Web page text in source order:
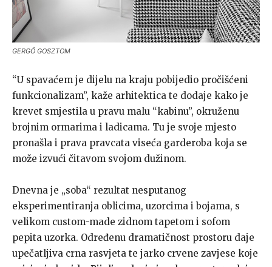
GERGŐ GOSZTOM
“U spavaćem je dijelu na kraju pobijedio pročišćeni
funkcionalizam”, kaže arhitektica te dodaje kako je
krevet smjestila u pravu malu “kabinu”, okruženu
brojnim ormarima i ladicama. Tu je svoje mjesto
pronašla i prava pravcata viseća garderoba koja se
može izvući čitavom svojom dužinom.
Dnevna je „soba“ rezultat nesputanog
eksperimentiranja oblicima, uzorcima i bojama, s
velikom custom-made zidnom tapetom i sofom
pepita uzorka. Određenu dramatičnost prostoru daje
upečatljiva crna rasvjeta te jarko crvene zavjese koje